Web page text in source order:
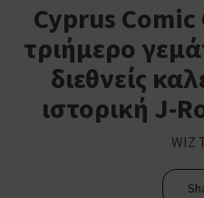
Cyprus
τριήμερο
διεθνείς
ιστορική J-
WIZ